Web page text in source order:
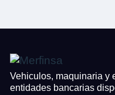
Vehiculos, maquinaria y
entidades bancarias
Acepto la Política de
continuación confirma que